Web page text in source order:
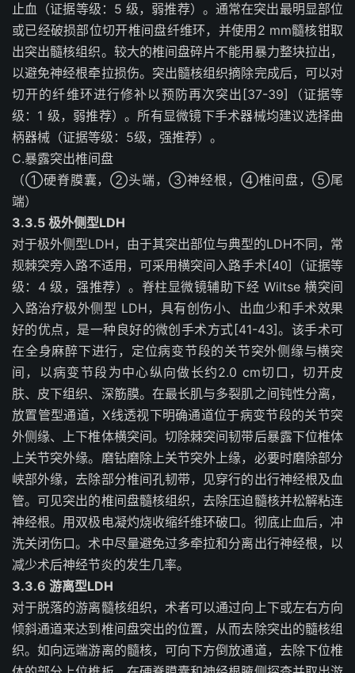
止血（证据等级：5 级，弱推荐）。通常在突出最明显部位
或已经破损部位切开椎间盘纤维环，并使用2 mm髓核钳取
出突出髓核组织。较大的椎间盘碎片不能用暴力整块拉出，
以避免神经根牵拉损伤。突出髓核组织摘除完成后，可以对
切开的纤维环进行修补以预防再次突出[37-39]（证据等
级：1 级，弱推荐）。所有显微镜下手术器械均建议选择曲
柄器械（证据等级：5级，强推荐）。
C.暴露突出椎间盘
（①硬脊膜囊，②头端，③神经根， ④椎间盘，⑤尾
端）
3.3.5 极外侧型LDH
对于极外侧型LDH，由于其突出部位与典型的LDH不同，常
规棘突旁入路不适用，可采用横突间入路手术[40]（证据等
级：4 级，强推荐）。脊柱显微镜辅助下经 Wiltse 横突间
入路治疗极外侧型 LDH，具有创伤小、出血少和手术效果
好的优点，是一种良好的微创手术方式[41-43]。该手术可
在全身麻醉下进行，定位病变节段的关节突外侧缘与横突
间，以病变节段为中心纵向做长约2.0 cm切口，切开皮
肤、皮下组织、深筋膜。在最长肌与多裂肌之间钝性分离，
放置管型通道，X线透视下明确通道位于病变节段的关节突
外侧缘、上下椎体横突间。切除棘突间韧带后暴露下位椎体
上关节突外缘。磨钻磨除上关节突外上缘，必要时磨除部分
峡部外缘，去除部分椎间孔韧带，见穿行的出行神经根及血
管。可见突出的椎间盘髓核组织，去除压迫髓核并松解粘连
神经根。用双极电凝灼烧收缩纤维环破口。彻底止血后，冲
洗关闭伤口。术中尽量避免过多牵拉和分离出行神经根，以
减少术后神经节炎的发生几率。
3.3.6 游离型LDH
对于脱落的游离髓核组织，术者可以通过向上下或左右方向
倾斜通道来达到椎间盘突出的位置，从而去除突出的髓核组
织。如向远端游离的髓核，可向下方倒放通道，去除下位椎